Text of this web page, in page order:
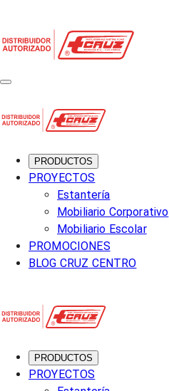
PRODUCTOS
PROYECTOS
Estantería
Mobiliario Corporativo
Mobiliario Escolar
PROMOCIONES
BLOG CRUZ CENTRO
PRODUCTOS
PROYECTOS